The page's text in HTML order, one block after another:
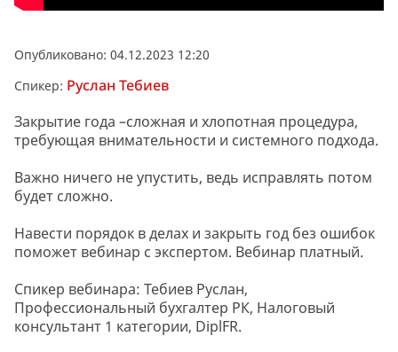
Опубликовано: 04.12.2023 12:20
Спикер: Руслан Тебиев
Закрытие года –сложная и хлопотная процедура,
требующая внимательности и системного подхода.
Важно ничего не упустить, ведь исправлять потом
будет сложно.
Навести порядок в делах и закрыть год без ошибок
поможет вебинар с экспертом. Вебинар платный.
Спикер вебинара: Тебиев Руслан,
Профессиональный бухгалтер РК, Налоговый
консультант 1 категории, DiplFR.